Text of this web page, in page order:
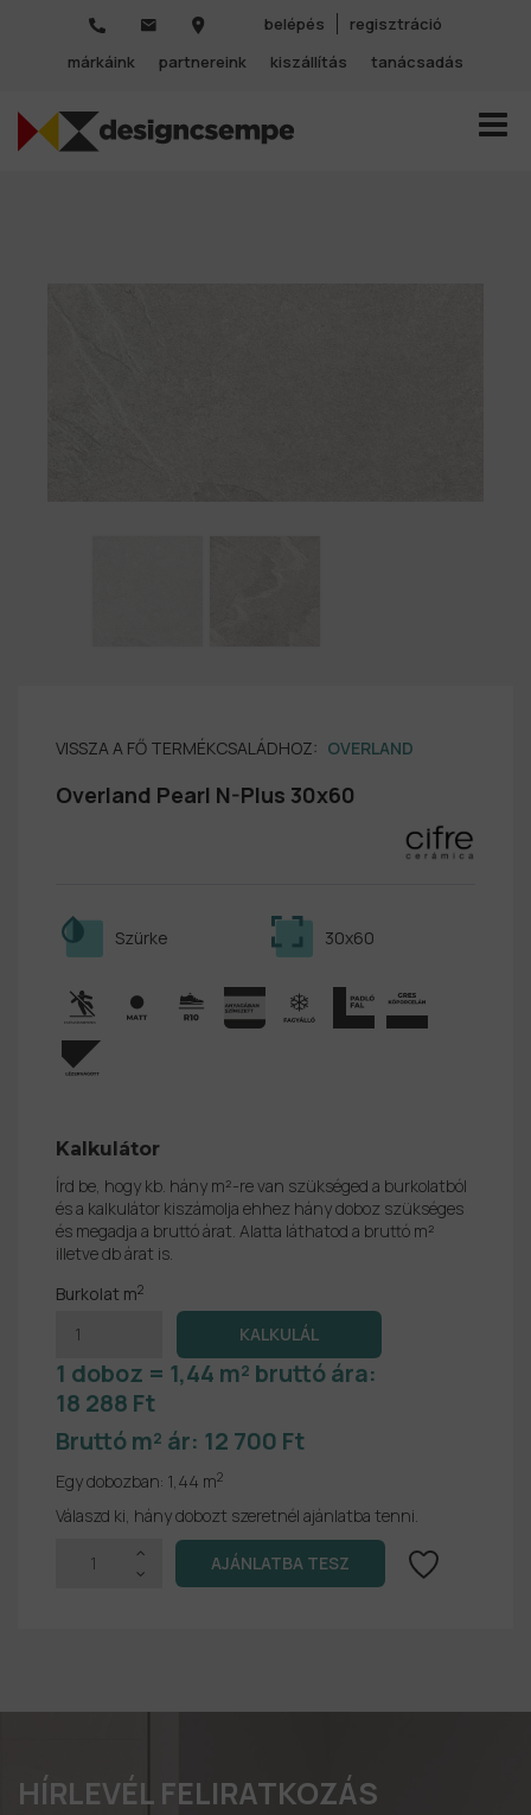
belépés
regisztráció
márkáink
partnereink kiszállítás tanácsadás
VISSZA A FŐ TERMÉKCSALÁDHOZ: OVERLAND
Overland Pearl N-Plus 30x60
30x60
Szürke
Kalkulátor
Írd be, hogy kb. hány m²-re van szükséged a burkolatból
és a kalkulátor kiszámolja ehhez hány doboz szükséges
és megadja a bruttó árat. Alatta láthatod a bruttó m²
illetve db árat is.
Burkolat m2
1 doboz = 1,44 m² bruttó ára:
18 288 Ft
Bruttó m² ár: 12 700 Ft
Egy dobozban: 1,44 m2
Válaszd ki, hány dobozt szeretnél ajánlatba tenni.
HÍRLEVÉL FELIRATKOZÁS